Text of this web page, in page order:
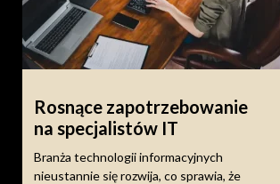
Rosnące zapotrzebowanie
na specjalistów IT
Branża technologii informacyjnych
nieustannie się rozwija, co sprawia, że